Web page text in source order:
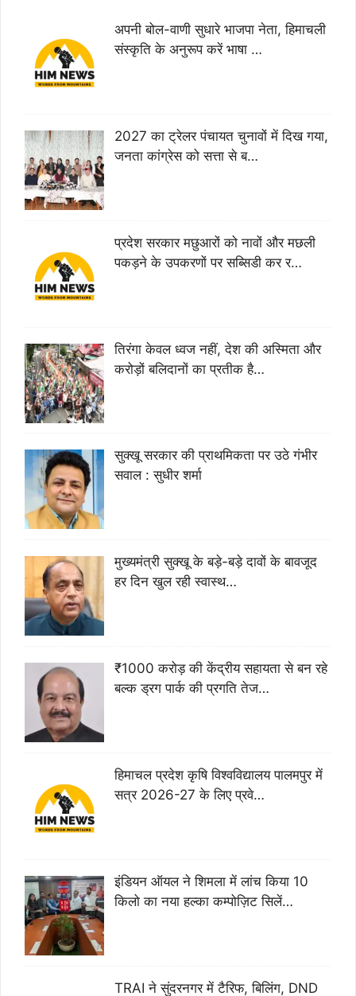
अपनी बोल-वाणी सुधारे भाजपा नेता, हिमाचली
संस्कृति के अनुरूप करें भाषा …
2027 का ट्रेलर पंचायत चुनावों में दिख गया,
जनता कांग्रेस को सत्ता से ब…
प्रदेश सरकार मछुआरों को नावों और मछली
पकड़ने के उपकरणों पर सब्सिडी कर र…
तिरंगा केवल ध्वज नहीं, देश की अस्मिता और
करोड़ों बलिदानों का प्रतीक है…
सुक्खू सरकार की प्राथमिकता पर उठे गंभीर
सवाल : सुधीर शर्मा
मुख्यमंत्री सुक्खू के बड़े-बड़े दावों के बावजूद
हर दिन खुल रही स्वास्थ…
₹1000 करोड़ की केंद्रीय सहायता से बन रहे
बल्क ड्रग पार्क की प्रगति तेज…
हिमाचल प्रदेश कृषि विश्वविद्यालय पालमपुर में
सत्र 2026-27 के लिए प्रवे…
इंडियन ऑयल ने शिमला में लांच किया 10
किलो का नया हल्का कम्पोज़िट सिलें…
TRAI ने सुंदरनगर में टैरिफ, बिलिंग, DND